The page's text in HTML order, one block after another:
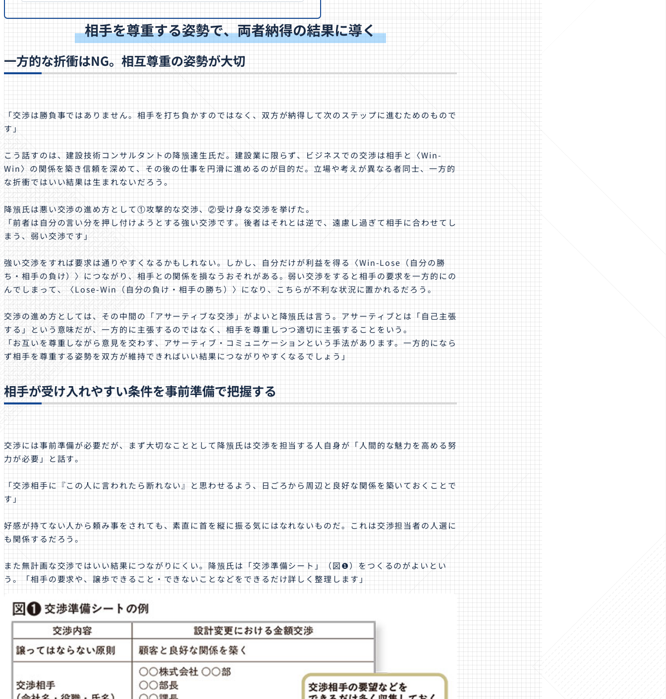
相手を尊重する姿勢で、両者納得の結果に導く
一方的な折衝はNG。相互尊重の姿勢が大切
「交渉は勝負事ではありません。相手を打ち負かすのではなく、双方が納得して次のステップに進むためのもので
す」
こう話すのは、建設技術コンサルタントの降籏達生氏だ。建設業に限らず、ビジネスでの交渉は相手と〈Win-
Win〉の関係を築き信頼を深めて、その後の仕事を円滑に進めるのが目的だ。立場や考えが異なる者同士、一方的
な折衝ではいい結果は生まれないだろう。
降籏氏は悪い交渉の進め方として①攻撃的な交渉、②受け身な交渉を挙げた。
「前者は自分の言い分を押し付けようとする強い交渉です。後者はそれとは逆で、遠慮し過ぎて相手に合わせてし
まう、弱い交渉です」
強い交渉をすれば要求は通りやすくなるかもしれない。しかし、自分だけが利益を得る〈Win-Lose（自分の勝
ち・相手の負け）〉につながり、相手との関係を損なうおそれがある。弱い交渉をすると相手の要求を一方的にの
んでしまって、〈Lose-Win（自分の負け・相手の勝ち）〉になり、こちらが不利な状況に置かれるだろう。
交渉の進め方としては、その中間の「アサーティブな交渉」がよいと降籏氏は言う。アサーティブとは「自己主張
する」という意味だが、一方的に主張するのではなく、相手を尊重しつつ適切に主張することをいう。
「お互いを尊重しながら意見を交わす、アサーティブ・コミュニケーションという手法があります。一方的になら
ず相手を尊重する姿勢を双方が維持できればいい結果につながりやすくなるでしょう」
相手が受け入れやすい条件を事前準備で把握する
交渉には事前準備が必要だが、まず大切なこととして降籏氏は交渉を担当する人自身が「人間的な魅力を高める努
力が必要」と話す。
「交渉相手に『この人に言われたら断れない』と思わせるよう、日ごろから周辺と良好な関係を築いておくことで
す」
好感が持てない人から頼み事をされても、素直に首を縦に振る気にはなれないものだ。これは交渉担当者の人選に
も関係するだろう。
また無計画な交渉ではいい結果につながりにくい。降籏氏は「交渉準備シート」（図❶）をつくるのがよいとい
う。「相手の要求や、譲歩できること・できないことなどをできるだけ詳しく整理します」